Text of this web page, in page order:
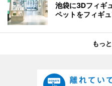
池袋に3Dフィギ
ペットをフィギ
もっ